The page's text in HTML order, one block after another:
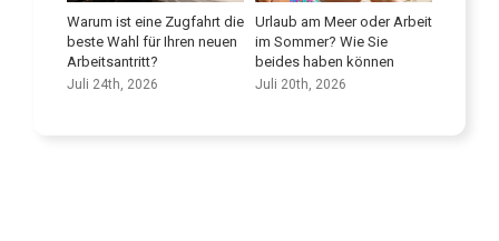
ist eine Zugfahrt die
für Ihren neuen
Urlaub am Meer oder Arbeit
im Sommer? Wie Sie
beides haben können
Juli 20th, 2026
Verbessern Sie Ihre
Sprachkenntnisse
Juli 9th, 2026